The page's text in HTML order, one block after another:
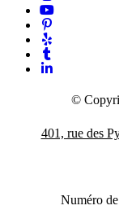
©
401, rue des
Numéro